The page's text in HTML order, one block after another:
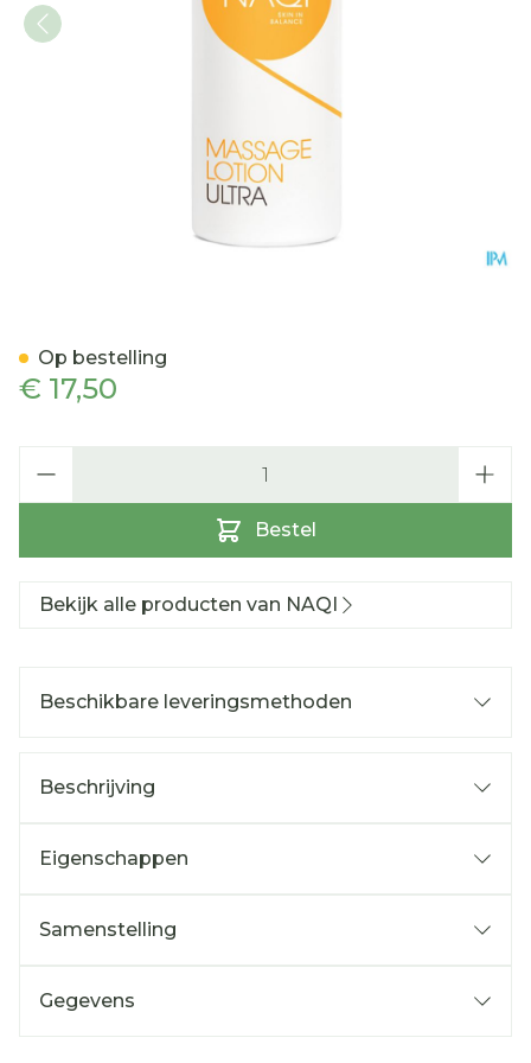
€ 17,50
Bestel
Op bestelling
Bekijk alle producten van NAQI
Beschikbare leveringsmethoden
Beschrijving
Eigenschappen
Samenstelling
Gegevens